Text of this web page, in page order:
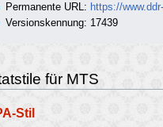
Permanente URL: https://
Versionskennung: 17439
für MTS
Stil